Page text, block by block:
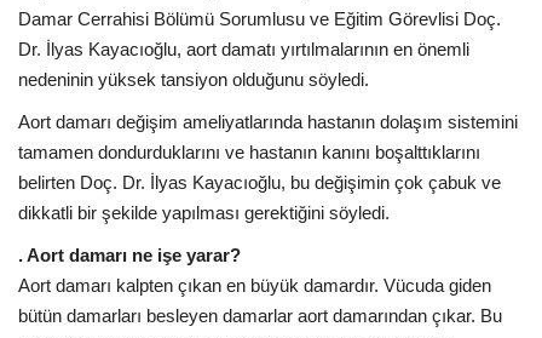
Damar Cerrahisi Bölümü Sorumlusu ve Eğitim Görevlisi Doç.
Dr. İlyas Kayacıoğlu, aort damatı yırtılmalarının en önemli
nedeninin yüksek tansiyon olduğunu söyledi.
Aort damarı değişim ameliyatlarında hastanın dolaşım sistemini
tamamen dondurduklarını ve hastanın kanını boşalttıklarını
belirten Doç. Dr. İlyas Kayacıoğlu, bu değişimin çok çabuk ve
dikkatli bir şekilde yapılması gerektiğini söyledi.
. Aort damarı ne işe yarar?
Aort damarı kalpten çıkan en büyük damardır. Vücuda giden
bütün damarları besleyen damarlar aort damarından çıkar. Bu